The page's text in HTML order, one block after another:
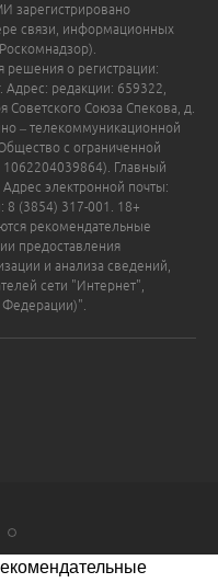
зарегистрировано
связи, информационных
решения о регистрации:
редакции: 659322,
Советского Союза Спекова, д.
– телекоммуникационной
с ограниченной
1062204039864). Главный
электронной почты:
8 (3854) 317-001. 18+
рекомендательные
предоставления
и анализа сведений,
сети "Интернет",
Федерации)".